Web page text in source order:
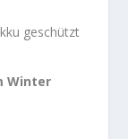
geschützt
Winter